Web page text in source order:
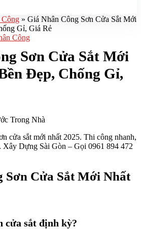
» Giá Nhân Công Sơn Cửa Sắt Mới
Gỉ, Giá Rẻ
Công
Sơn Cửa Sắt Mới
Đẹp, Chống Gỉ,
cửa sắt mới nhất 2025. Thi công nhanh,
Xây Dựng Sài Gòn – Gọi 0961 894 472
Sơn Cửa Sắt Mới Nhất
cửa sắt định kỳ?